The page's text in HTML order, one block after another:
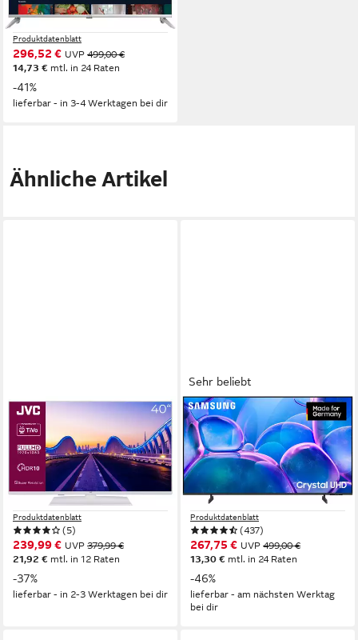
LCD Bildschirmtechnologie
4K Ultra HD Auflösung
Produktdatenblatt
296,52 € UVP 499,00 €
14,73 € mtl. in 24 Raten
-41%
lieferbar - in 3-4 Werktagen bei dir
Ähnliche Artikel
JVC
LT-40VF5355W LCD-LED
Fernseher
102 cm/40 Zoll
Diagonale
LED Bildschirmtechnologie
Full HD Auflösung
Produktdatenblatt
(5)
239,99 € UVP 379,99 €
21,92 € mtl. in 12 Raten
-37%
lieferbar - in 2-3 Werktagen bei dir
Sehr beliebt
SAMSUNG
GU43U7099FU LED-
Fernseher
108 cm/43 Zoll
Diagonale
Bildschirmtechnologie
4K Ultra HD Auflösung
Produktdatenblatt
(437)
267,75 € UVP 499,00 €
13,30 € mtl. in 24 Raten
-46%
lieferbar - am nächsten Werktag
bei dir